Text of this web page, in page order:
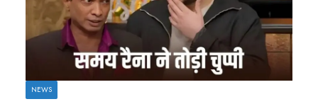
NEWS